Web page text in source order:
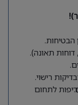
הבטיחות.
דוחות תאונה).
רישוי.
לתחום